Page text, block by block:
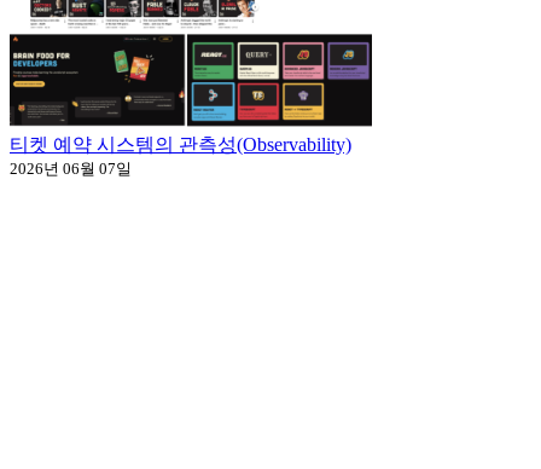
티켓 예약 시스템의 관측성(Observability)
2026년 06월 07일